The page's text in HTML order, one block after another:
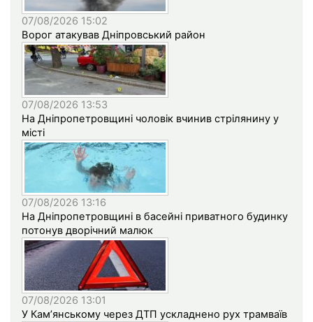
07/08/2026 15:02
Ворог атакував Дніпровський район
07/08/2026 13:53
На Дніпропетровщині чоловік вчинив стрілянину у
місті
07/08/2026 13:16
На Дніпропетровщині в басейні приватного будинку
потонув дворічний малюк
07/08/2026 13:01
У Кам’янському через ДТП ускладнено рух трамваїв